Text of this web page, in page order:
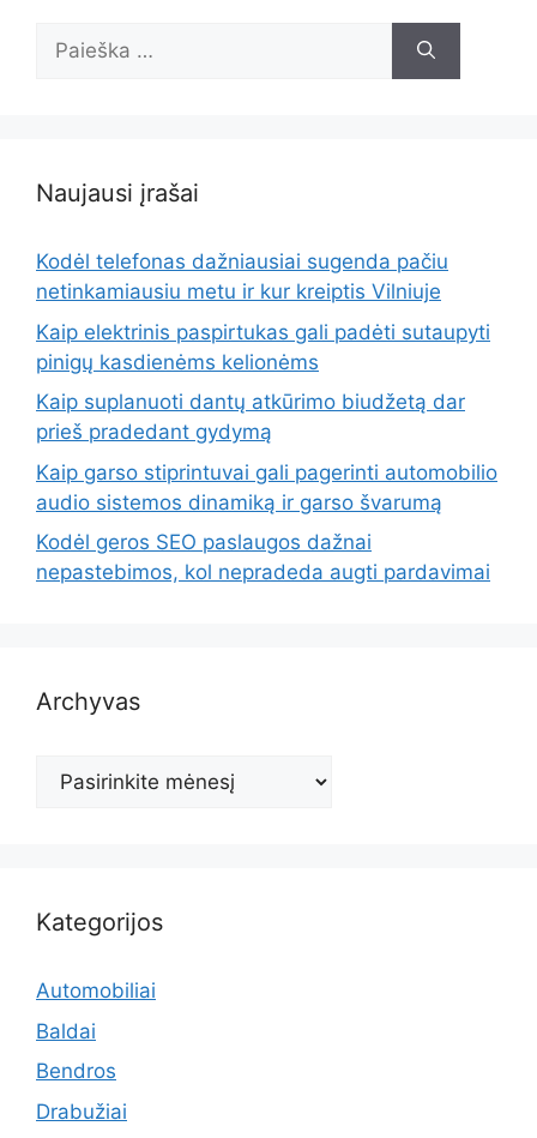
Ieškoti:
Naujausi įrašai
Kodėl telefonas dažniausiai sugenda pačiu
netinkamiausiu metu ir kur kreiptis Vilniuje
Kaip elektrinis paspirtukas gali padėti sutaupyti
pinigų kasdienėms kelionėms
Kaip suplanuoti dantų atkūrimo biudžetą dar
prieš pradedant gydymą
Kaip garso stiprintuvai gali pagerinti automobilio
audio sistemos dinamiką ir garso švarumą
Kodėl geros SEO paslaugos dažnai
nepastebimos, kol nepradeda augti pardavimai
Archyvas
Archyvas
Kategorijos
Automobiliai
Baldai
Bendros
Drabužiai